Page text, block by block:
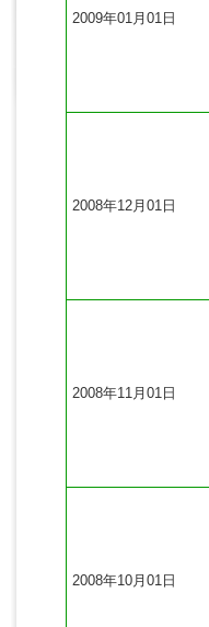
2009年01月01日
2008年12月01日
2008年11月01日
2008年10月01日